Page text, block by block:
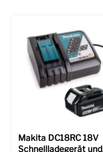
Makita DC18RC 18V
Schnellladegerät und